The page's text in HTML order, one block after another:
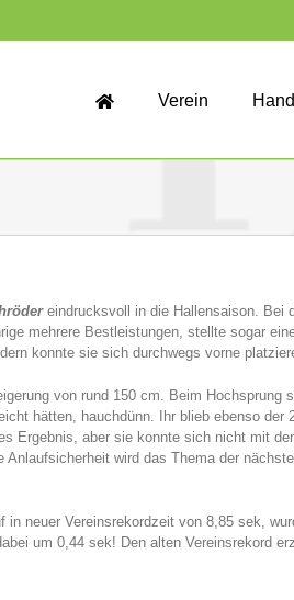
Verein
eindrucksvoll in die Hallensaison. Bei
mehrere Bestleistungen, stellte sogar
konnte sie sich durchwegs vorne
von rund 150 cm. Beim Hochsprung
hätten, hauchdünn. Ihr blieb ebenso der
Ergebnis, aber sie konnte sich nicht mit
wird das Thema der
neuer Vereinsrekordzeit von 8,85 sek,
um 0,44 sek! Den alten Vereinsrekord